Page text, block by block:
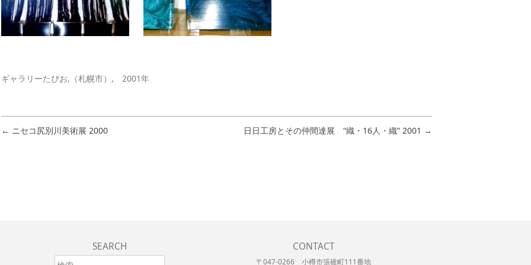
ギャラリーたぴお,（札幌市）, 2001年
投稿ナビゲーション
← ニセコ尻別川美術展 2000 日日工房とその仲間達展 “織・16人・織” 2001 →
SEARCH
検索
CONTACT
〒047-0266 小樽市張碓町111番地